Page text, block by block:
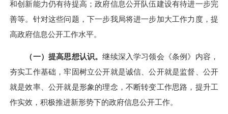
和创新能力仍有待提高；政府信息公开队伍建设有待进一步完
善等。针对这些问题，下一步我局将进一步加大工作力度，提
高政府信息公开工作水平。
（一） 提高思想认识。继续深入学习领会《条例》内容，
夯实工作基础，牢固树立公开就是诚信、公开就是监督、公开
就是效率、公开就是形象的理念，不断转变工作思路，提升工
作实效，积极推进新形势下的政府信息公开工作。